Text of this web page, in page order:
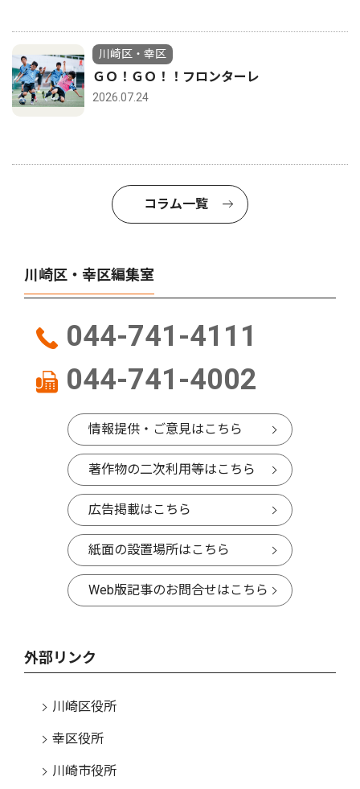
川崎区・幸区
ＧＯ！ＧＯ！！フロンターレ
2026.07.24
コラム一覧
川崎区・幸区編集室
044-741-4111
044-741-4002
情報提供・ご意見はこちら
著作物の二次利用等はこちら
広告掲載はこちら
紙面の設置場所はこちら
Web版記事のお問合せはこちら
外部リンク
川崎区役所
幸区役所
川崎市役所